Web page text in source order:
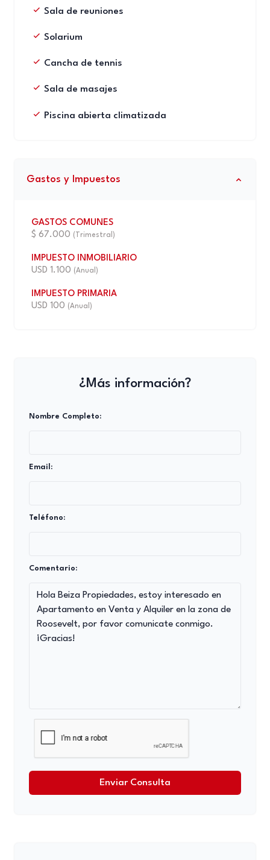
Sala de reuniones
Solarium
Cancha de tennis
Sala de masajes
Piscina abierta climatizada
Gastos y Impuestos
GASTOS COMUNES
$ 67.000 (Trimestral)
IMPUESTO INMOBILIARIO
USD 1.100 (Anual)
IMPUESTO PRIMARIA
USD 100 (Anual)
¿Más información?
Nombre Completo:
Email:
Teléfono:
Comentario:
Enviar Consulta